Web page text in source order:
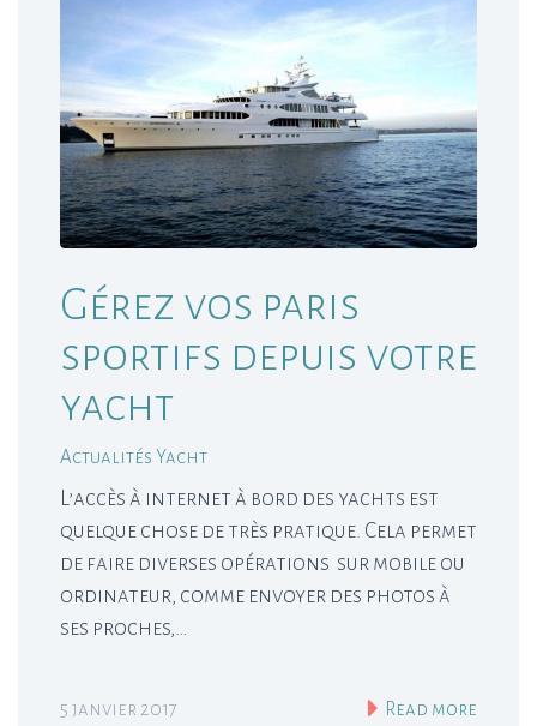
Gérez vos paris
sportifs depuis votre
yacht
Actualités Yacht
L’accès à internet à bord des yachts est
quelque chose de très pratique. Cela permet
de faire diverses opérations sur mobile ou
ordinateur, comme envoyer des photos à
ses proches,…
5 janvier 2017 Read more